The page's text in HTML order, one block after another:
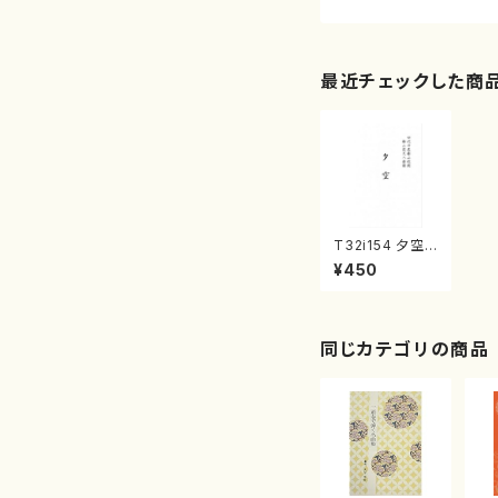
最近チェックした商
T32i154 夕空
（尺八/宇野都/楽
譜）都山流公刊
¥450
同じカテゴリの商品